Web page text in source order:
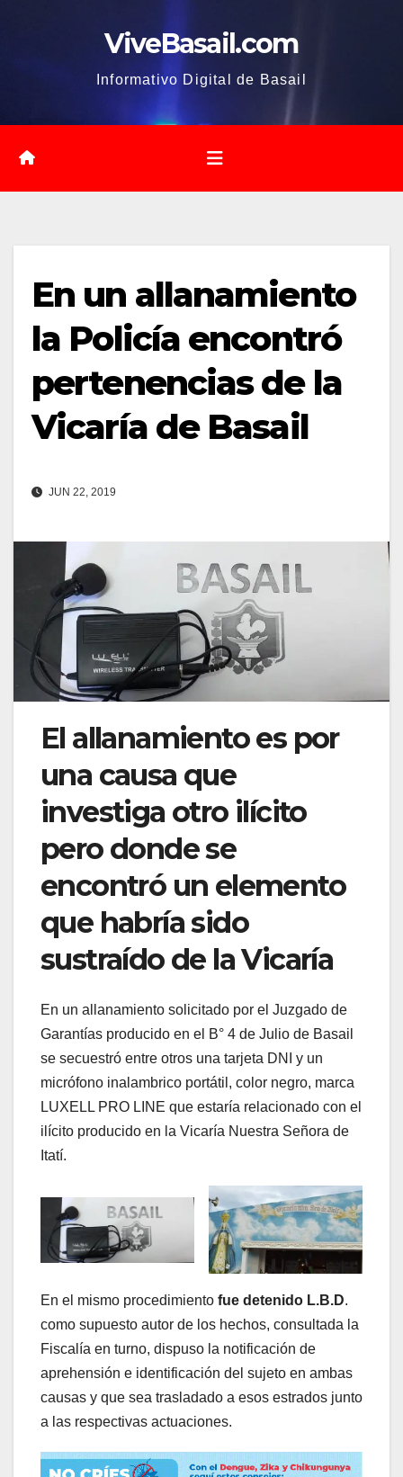
ViveBasail.com
Informativo Digital de Basail
En un allanamiento
la Policía encontró
pertenencias de la
Vicaría de Basail
JUN 22, 2019
El allanamiento es por
una causa que
investiga otro ilícito
pero donde se
encontró un elemento
que habría sido
sustraído de la Vicaría
En un allanamiento solicitado por el Juzgado de
Garantías producido en el B° 4 de Julio de Basail
se secuestró entre otros una tarjeta DNI y un
micrófono inalambrico portátil, color negro, marca
LUXELL PRO LINE que estaría relacionado con el
ilícito producido en la Vicaría Nuestra Señora de
Itatí.
En el mismo procedimiento fue detenido L.B.D.
como supuesto autor de los hechos, consultada la
Fiscalía en turno, dispuso la notificación de
aprehensión e identificación del sujeto en ambas
causas y que sea trasladado a esos estrados junto
a las respectivas actuaciones.